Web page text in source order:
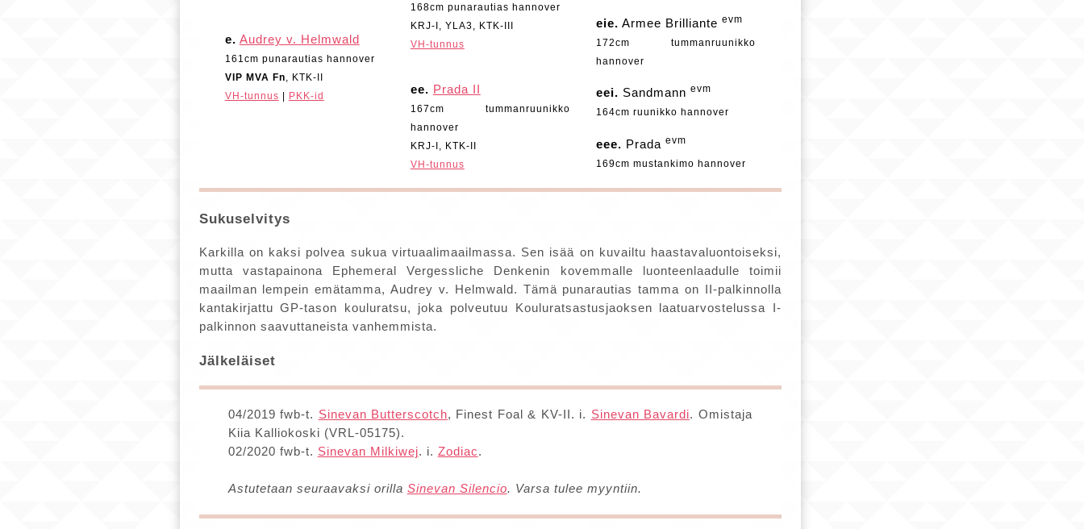
e. Audrey v. Helmwald
161cm punarautias hannover
VIP MVA Fn , KTK-II
VH-tunnus | PKK-id
168cm punarautias hannover
KRJ-I, YLA3, KTK-III
VH-tunnus
eie. Armee Brilliante evm
172cm tummanruunikko
hannover
ee. Prada II
167cm tummanruunikko
hannover
KRJ-I, KTK-II
VH-tunnus
eei. Sandmann evm
164cm ruunikko hannover
eee. Prada evm
169cm mustankimo hannover
Sukuselvitys
Karkilla on kaksi polvea sukua virtuaalimaailmassa. Sen isää on kuvailtu haastavaluontoiseksi,
mutta vastapainona Ephemeral Vergessliche Denkenin kovemmalle luonteenlaadulle toimii
maailman lempein emätamma, Audrey v. Helmwald. Tämä punarautias tamma on II-palkinnolla
kantakirjattu GP-tason kouluratsu, joka polveutuu Kouluratsastusjaoksen laatuarvostelussa I-
palkinnon saavuttaneista vanhemmista.
Jälkeläiset
04/2019 fwb-t. Sinevan Butterscotch, Finest Foal & KV-II. i. Sinevan Bavardi. Omistaja
Kiia Kalliokoski (VRL-05175).
02/2020 fwb-t. Sinevan Milkiwej. i. Zodiac.
Astutetaan seuraavaksi orilla Sinevan Silencio. Varsa tulee myyntiin.